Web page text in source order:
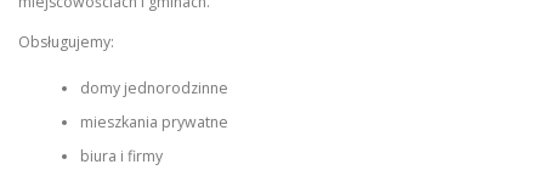
Obsługujemy:
domy jednorodzinne
mieszkania prywatne
biura i firmy